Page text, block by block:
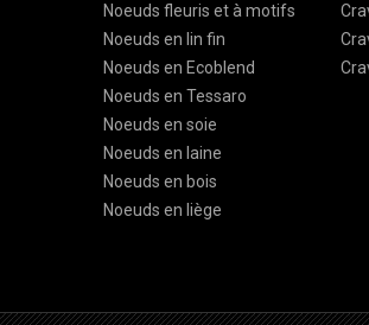
Noeuds fleuris et à motifs
Noeuds en lin fin
Noeuds en Ecoblend
Noeuds en Tessaro
Noeuds en soie
Noeuds en laine
Noeuds en bois
Noeuds en liège